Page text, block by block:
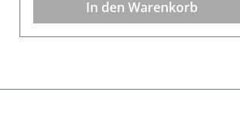
In den Warenkorb